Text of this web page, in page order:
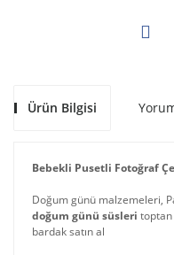
Ürün Bilgisi
Bebekli Pusetli Fotoğraf
Doğum günü malzemeleri,
doğum günü süsleri
bardak satın al